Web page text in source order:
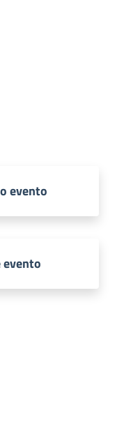
evento
evento